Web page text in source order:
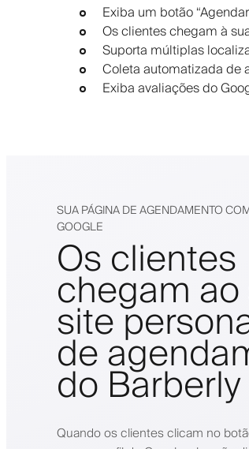
Exiba um botão
Os clientes chegam à
Suporta múltiplas
Coleta automatizada de
Exiba avaliações do
SUA PÁGINA DE AGENDAMENTO
GOOGLE
Os clientes
chegam
site
de
do Barberly
Quando os clientes clicam no